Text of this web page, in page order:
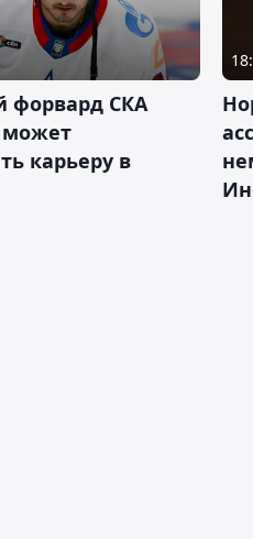
форвард СКА
может
карьеру в